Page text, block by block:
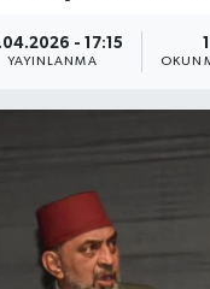
- 17:15
YAYINLANMA